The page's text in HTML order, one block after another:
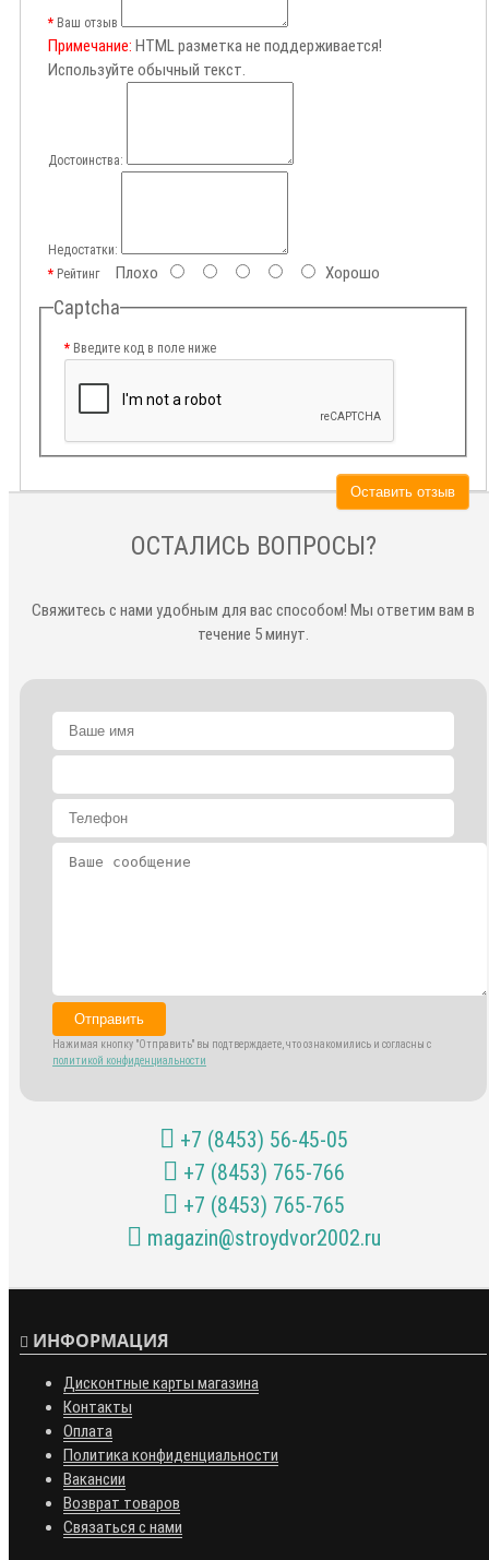
Ваш отзыв
Примечание: HTML разметка не поддерживается!
Используйте обычный текст.
Достоинства:
Недостатки:
РейтингПлохо Хорошо
Captcha
Введите код в поле ниже
Оставить отзыв
ОСТАЛИСЬ ВОПРОСЫ?
Свяжитесь с нами удобным для вас способом! Мы ответим вам в
течение 5 минут.
Отправить
Нажимая кнопку "Отправить" вы подтверждаете, что ознакомились и согласны с
политикой конфиденциальности
+7 (8453) 56-45-05
+7 (8453) 765-766
+7 (8453) 765-765
magazin@stroydvor2002.ru
ИНФОРМАЦИЯ
Дисконтные карты магазина
Контакты
Оплата
Политика конфиденциальности
Вакансии
Возврат товаров
Связаться с нами